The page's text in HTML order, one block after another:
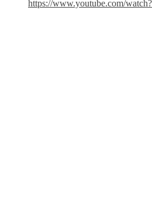
https://www.youtube.com/